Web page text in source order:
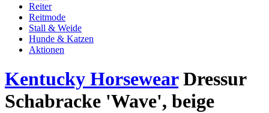
Reiter
Reitmode
Stall & Weide
Hunde & Katzen
Aktionen
Kentucky HorsewearDressur
Schabracke 'Wave', beige